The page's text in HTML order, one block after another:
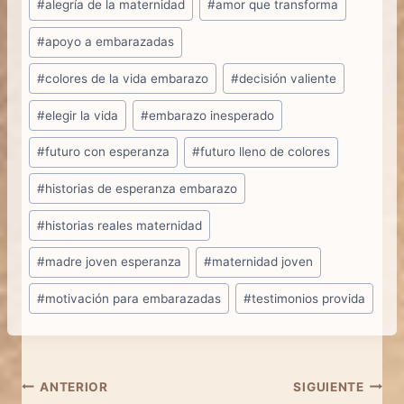
de
la
entrada:
#alegría de la maternidad #amor que transforma
#apoyo a embarazadas
#colores de la vida embarazo #decisión valiente
#elegir la vida #embarazo inesperado
#futuro con esperanza #futuro lleno de colores
#historias de esperanza embarazo
#historias reales maternidad
#madre joven esperanza #maternidad joven
#motivación para embarazadas #testimonios provida
Navegación
ANTERIOR SIGUIENTE